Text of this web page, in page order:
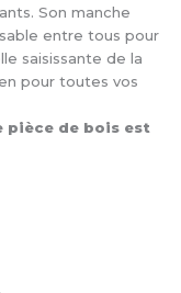
Son manche
entre tous pour
saisissante de la
pour toutes vos
pièce de bois est